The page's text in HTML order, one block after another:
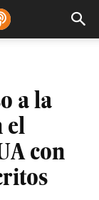
a la
el
con